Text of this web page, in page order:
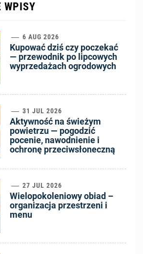
WPISY
6 AUG 2026
Kupować dziś czy poczekać
— przewodnik po lipcowych
wyprzedażach ogrodowych
31 JUL 2026
Aktywność na świeżym
powietrzu — pogodzić
pocenie, nawodnienie i
ochronę przeciwsłoneczną
27 JUL 2026
Wielopokoleniowy obiad –
organizacja przestrzeni i
menu